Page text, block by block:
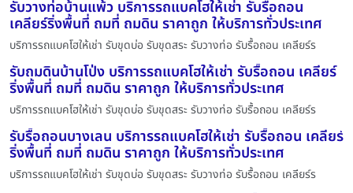
รับวางท่อบ้านแพ้ว บริการรถแบคโฮให้เช่า รับรื้อถอน
เคลียร์ริ่งพื้นที่ ถมที่ ถมดิน ราคาถูก ให้บริการทั่วประเทศ
บริการรถแบคโฮให้เช่า รับขุดบ่อ รับขุดสระ รับวางท่อ รับรื้อถอน เคลียร์ร
รับถมดินบ้านโป่ง บริการรถแบคโฮให้เช่า รับรื้อถอน เคลียร์
ริ่งพื้นที่ ถมที่ ถมดิน ราคาถูก ให้บริการทั่วประเทศ
บริการรถแบคโฮให้เช่า รับขุดบ่อ รับขุดสระ รับวางท่อ รับรื้อถอน เคลียร์ร
รับรื้อถอนบางเลน บริการรถแบคโฮให้เช่า รับรื้อถอน เคลียร์
ริ่งพื้นที่ ถมที่ ถมดิน ราคาถูก ให้บริการทั่วประเทศ
บริการรถแบคโฮให้เช่า รับขุดบ่อ รับขุดสระ รับวางท่อ รับรื้อถอน เคลียร์ร